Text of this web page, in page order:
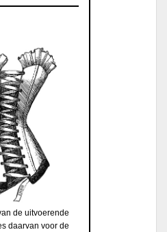
de uitvoerende
daarvan voor de